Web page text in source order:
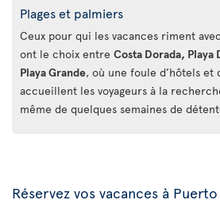
Plages et palmiers
Ceux pour qui les vacances riment
ont le choix entre Costa Dorada, Playa
Playa Grande, où une foule d’hôtels et
accueillent les voyageurs à la
même de quelques semaines de
Réservez vos vacances à